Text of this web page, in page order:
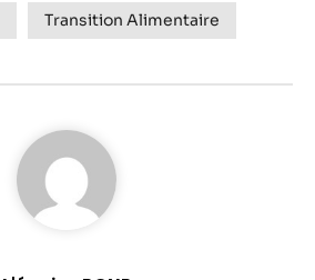
Transition Alimentaire